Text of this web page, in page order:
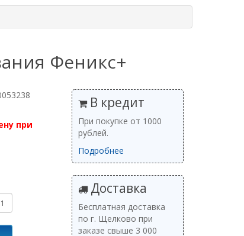
Феникс+
при
В кредит
При покупке от 1000
рублей.
Подробнее
Доставка
Бесплатная доставка
по г. Щелково при
заказе свыше 3 000